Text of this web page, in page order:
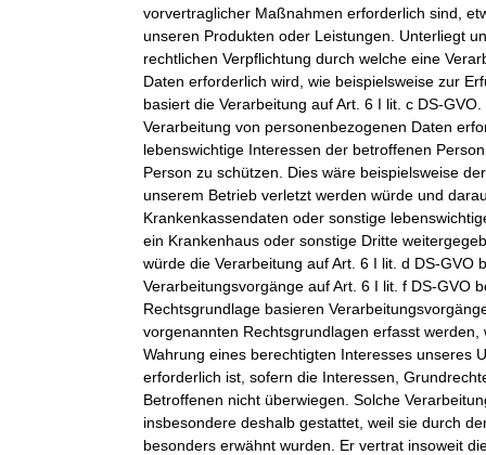
vorvertraglicher Maßnahmen erforderlich sind,
unseren Produkten oder Leistungen. Unterliegt
rechtlichen Verpflichtung durch welche eine
Daten erforderlich wird, wie beispielsweise zur
basiert die Verarbeitung auf Art. 6 I lit. c DS-
Verarbeitung von personenbezogenen Daten
lebenswichtige Interessen der betroffenen
Person zu schützen. Dies wäre beispielsweise
unserem Betrieb verletzt werden würde und
Krankenkassendaten oder sonstige
ein Krankenhaus oder sonstige Dritte
würde die Verarbeitung auf Art. 6 I lit. d DS-GVO
Verarbeitungsvorgänge auf Art. 6 I lit. f DS-GVO
Rechtsgrundlage basieren
vorgenannten Rechtsgrundlagen erfasst werden,
Wahrung eines berechtigten Interesses unseres
erforderlich ist, sofern die Interessen,
Betroffenen nicht überwiegen. Solche
insbesondere deshalb gestattet, weil sie durch
besonders erwähnt wurden. Er vertrat insoweit